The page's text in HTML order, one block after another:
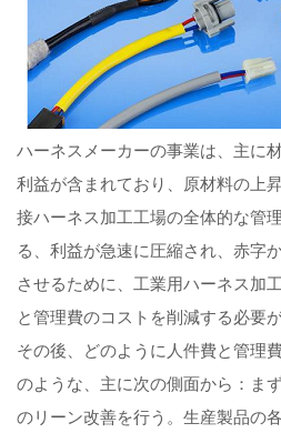
ハーネスメーカーの事業は、主に
利益が含まれており、原材料の上
接ハーネス加工工場の全体的な管
る、利益が急速に圧縮され、赤字
させるために、工業用ハーネス加
と管理費のコストを削減する必要
その後、どのように人件費と管理
のような、主に次の側面から：ま
のリーン改善を行う。生産製品の